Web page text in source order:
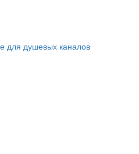
для душевых каналов